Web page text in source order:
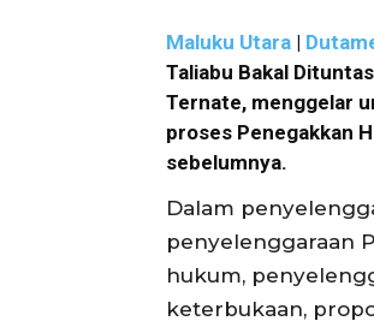
Maluku Utara |
Taliabu Bakal
Ternate, menggelar
proses Penegakkan
sebelumnya.
Dalam
penyelenggaraan
hukum,
keterbukaan,